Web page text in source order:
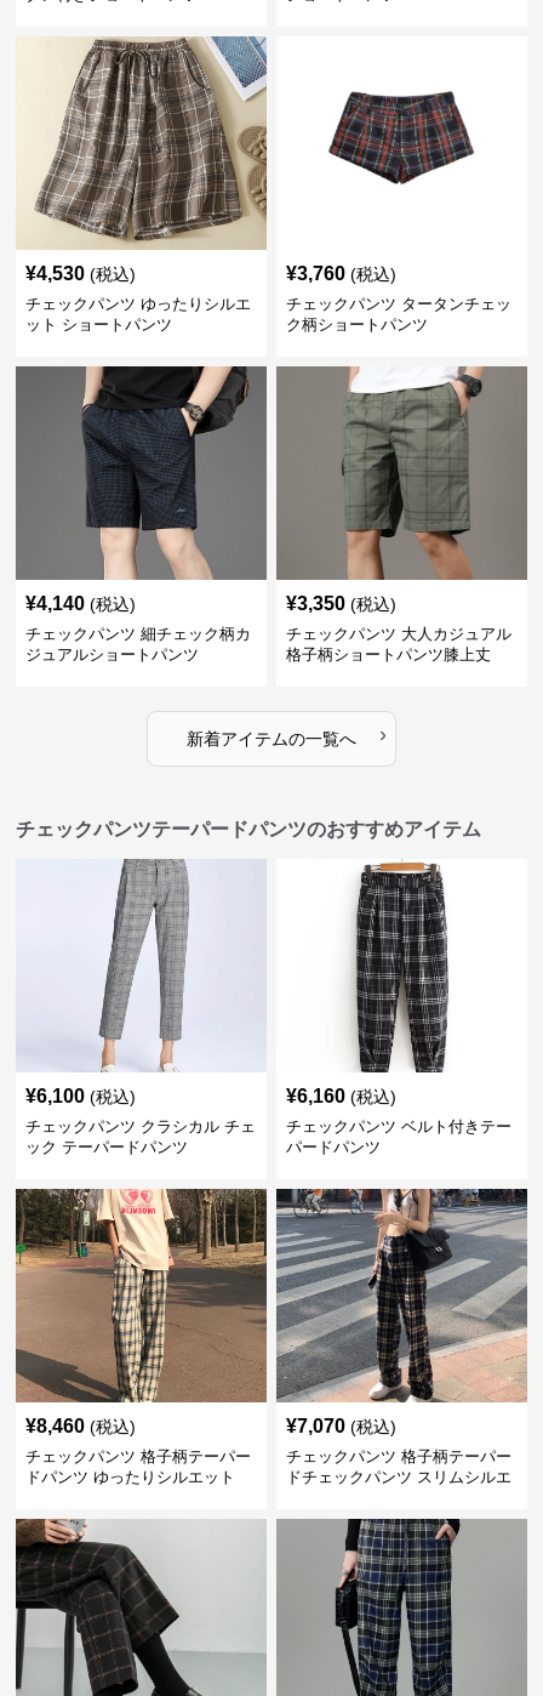
¥4,530 (税込)
チェックパンツ ゆったりシルエ
ット ショートパンツ
¥3,760 (税込)
チェックパンツ タータンチェッ
ク柄ショートパンツ
¥4,140 (税込)
チェックパンツ 細チェック柄カ
ジュアルショートパンツ
¥3,350 (税込)
チェックパンツ 大人カジュアル
格子柄ショートパンツ膝上丈
新着アイテムの一覧へ ›
チェックパンツテーパードパンツのおすすめアイテム
¥6,100 (税込)
チェックパンツ クラシカル チェ
ック テーパードパンツ
¥6,160 (税込)
チェックパンツ ベルト付きテー
パードパンツ
¥8,460 (税込)
チェックパンツ 格子柄テーパー
ドパンツ ゆったりシルエット
¥7,070 (税込)
チェックパンツ 格子柄テーパー
ドチェックパンツ スリムシルエ